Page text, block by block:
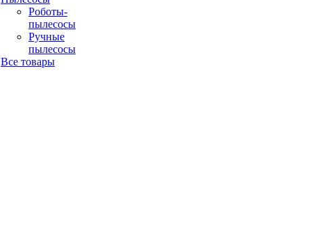
Роботы-
пылесосы
Ручные
пылесосы
Все товары